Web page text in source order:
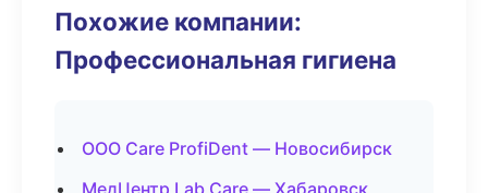
Похожие компании:
Профессиональная гигиена
ООО Care ProfiDent — Новосибирск
МедЦентр Lab Care — Хабаровск